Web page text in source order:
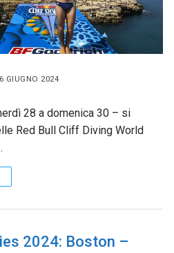
GIUGNO 2024
28 a domenica 30 – si
Red Bull Cliff Diving World
2024: Boston –